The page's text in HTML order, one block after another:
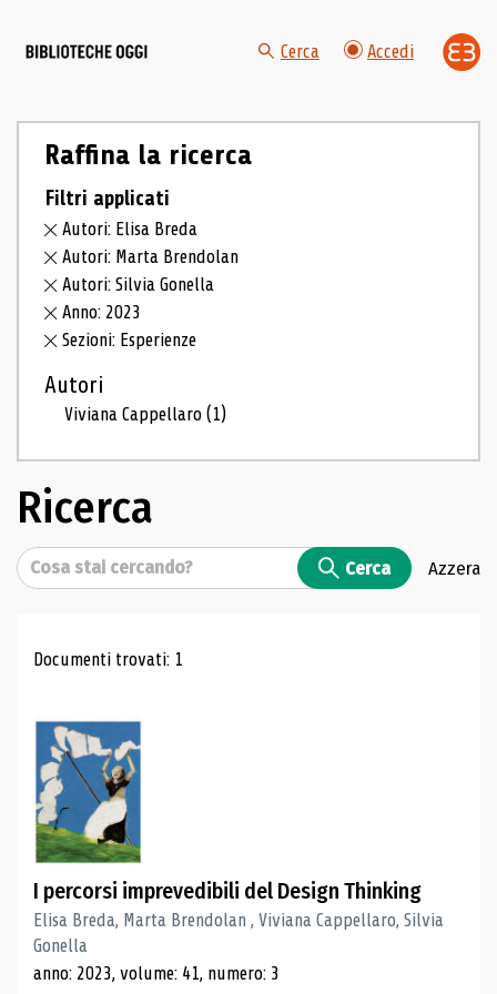
Cerca Accedi
Raffina la ricerca
Filtri applicati
Autori: Elisa Breda
Autori: Marta Brendolan
Autori: Silvia Gonella
Anno: 2023
Sezioni: Esperienze
Autori
Viviana Cappellaro(1)
Ricerca
Cerca Cerca Azzera
Risultati di ricerca
Documenti trovati: 1
I percorsi imprevedibili del Design Thinking
Elisa Breda, Marta Brendolan , Viviana Cappellaro, Silvia
Gonella
anno: 2023, volume: 41, numero: 3